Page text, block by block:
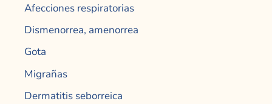
Afecciones respiratorias
Dismenorrea, amenorrea
Gota
Migrañas
Dermatitis seborreica